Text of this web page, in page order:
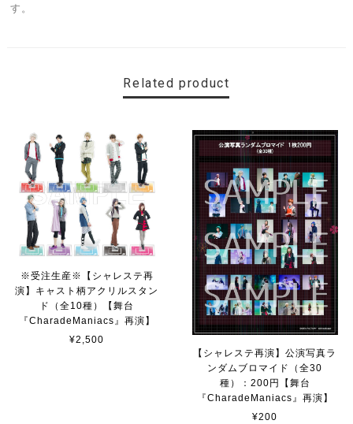
す。
Related product
※受注生産※【シャレステ再
演】キャスト柄アクリルスタン
ド（全10種）【舞台
『CharadeManiacs』再演】
¥2,500
【シャレステ再演】公演写真ラ
ンダムブロマイド（全30
種）：200円【舞台
『CharadeManiacs』再演】
¥200